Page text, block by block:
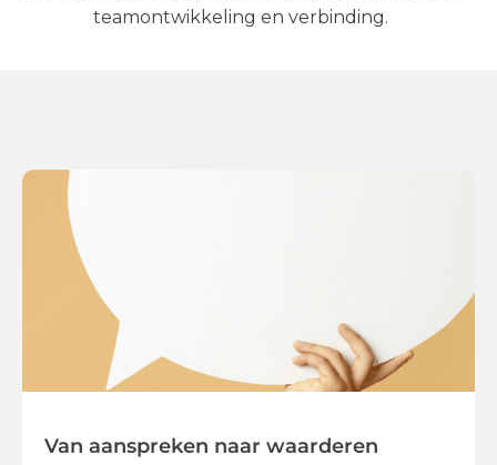
teamontwikkeling en verbinding.
Van aanspreken naar waarderen